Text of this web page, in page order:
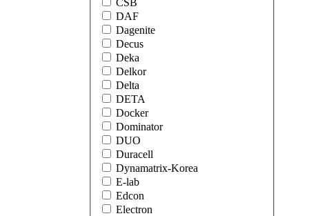
CSB
DAF
Dagenite
Decus
Deka
Delkor
Delta
DETA
Docker
Dominator
DUO
Duracell
Dynamatrix-Korea
E-lab
Edcon
Electron